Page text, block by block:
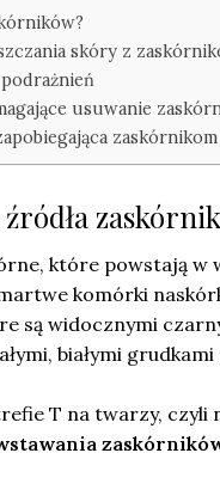
skóry z
usuwanie
zaskórnikom
które powstają w
komórki
są widocznymi
białymi
T na twarzy, czyli